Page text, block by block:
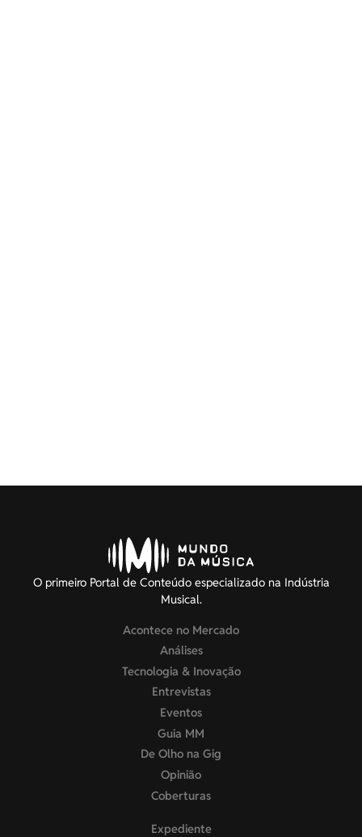
O primeiro Portal de Conteúdo especializado na Indústria
Musical.
Acontece no Mercado
Análises
Tecnologia & Inovação
Entrevistas
Eventos
Guia MM
De Olho na Gig
Opinião
Coberturas
Expediente